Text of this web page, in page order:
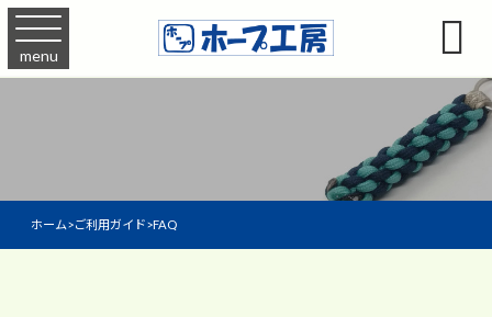
menu 
ホーム>ご利用ガイド>FAQ